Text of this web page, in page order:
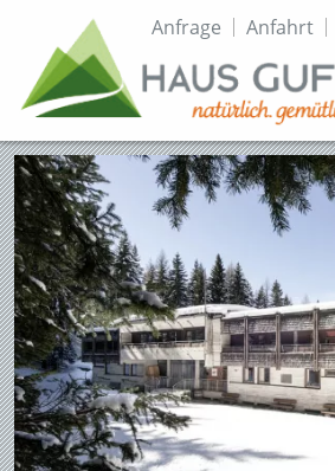
Direkt
Inhalt
TopmenüAnfrage Anfahrt